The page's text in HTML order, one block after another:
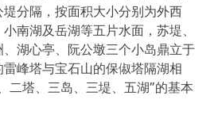
分隔，按面积大小分别为外西
南湖及岳湖等五片水面，苏堤、
湖心亭、阮公墩三个小岛鼎立于
峰塔与宝石山的保俶塔隔湖相
二塔、三岛、三堤、五湖”的基本